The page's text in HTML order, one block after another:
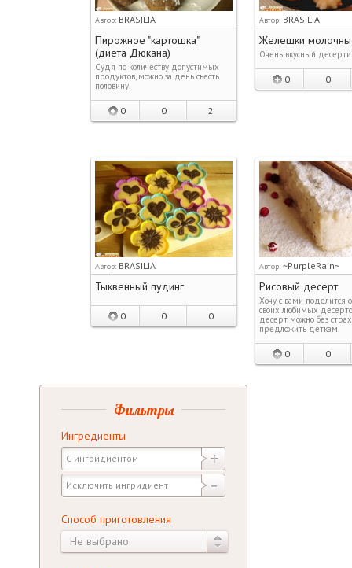
Автор: BRASILIA
Пирожное "картошка"
(диета Дюканa)
Cудя по количеству допустимых
продуктов, можно за день съесть
половину.
0 0 2
Автор: BRASILIA
Желешки
Очень вкусный
0 0
Автор: BRASILIA
Тыквенный пудинг
0 0 0
Автор: ~PurpleRain~
Рисовый десерт
Хочу с вами поделится
своих любимых
десерт можно без
предложить деткам.
0 0
Фильтры
Ингредиенты
Способ приготовления
Не выбрано